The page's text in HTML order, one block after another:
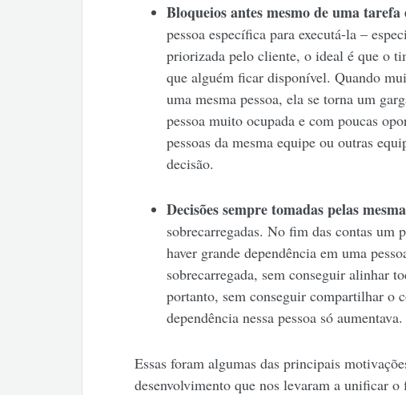
Bloqueios antes mesmo de uma
pessoa específica para executá-la –
priorizada pelo cliente, o ideal é que o
que alguém ficar disponível. Quando
uma mesma pessoa, ela se torna um
pessoa muito ocupada e com poucas
pessoas da mesma equipe ou outras
decisão.
Decisões sempre tomadas pelas
sobrecarregadas. No fim das contas um
haver grande dependência em uma
sobrecarregada, sem conseguir alinhar
portanto, sem conseguir compartilhar o
dependência nessa pessoa só aumentava.
Essas foram algumas das principais
desenvolvimento que nos levaram a unificar